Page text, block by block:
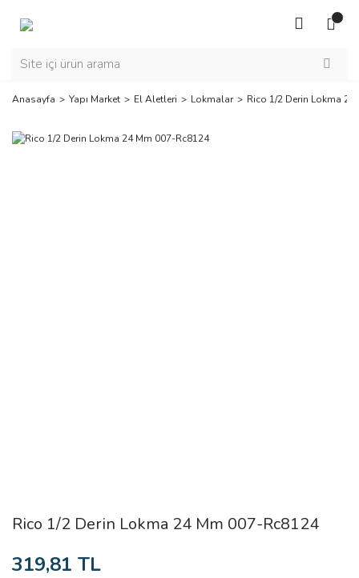
Anasayfa Yapı Market El Aletleri Lokmalar Rico 1/2 Derin Lokma
Rico 1/2 Derin Lokma 24 Mm 007-Rc8124
319,81 TL